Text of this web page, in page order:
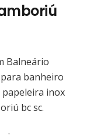
Balneário
banheiro
papeleira inox
bc sc.